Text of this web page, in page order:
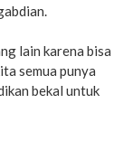
lain karena bisa
semua punya
bekal untuk